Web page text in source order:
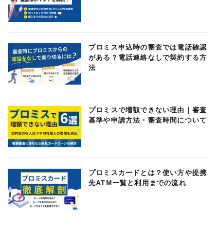
プロミス申込時の審査では電話確認
がある？電話連絡なしで契約する方
法
プロミスで増額できない理由｜審査
基準や申請方法・審査時間について
プロミスカードとは？使い方や提携
先ATM一覧と利用までの流れ